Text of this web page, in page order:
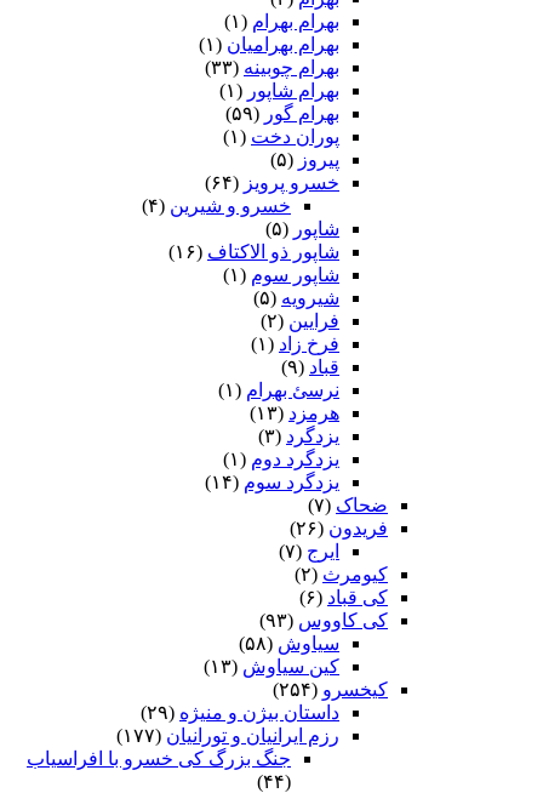
بهرام بهرام (۱)
بهرام بهرامیان‏ (۱)
بهرام چوبینه (۳۳)
بهرام شاپور (۱)
بهرام گور (۵۹)
پوران دخت (۱)
پیروز (۵)
خسرو پرویز (۶۴)
خسرو و شیرین (۴)
شاپور (۵)
شاپور ذو الاکتاف (۱۶)
شاپور سوم‏ (۱)
شیرویه (۵)
فرایین (۲)
فرخ زاد (۱)
قباد (۹)
نرسئ بهرام‏ (۱)
هرمزد (۱۳)
یزدگرد (۳)
یزدگرد دوم (۱)
یزدگرد سوم (۱۴)
ضحاک (۷)
فریدون (۲۶)
ایرج (۷)
کیومرث (۲)
کی قباد (۶)
کی کاووس (۹۳)
سیاوش (۵۸)
کین سیاوش (۱۳)
کیخسرو (۲۵۴)
داستان بیژن و منیژه (۲۹)
رزم ایرانیان و تورانیان (۱۷۷)
جنگ بزرگ کی خسرو با افراسیاب
(۴۴)